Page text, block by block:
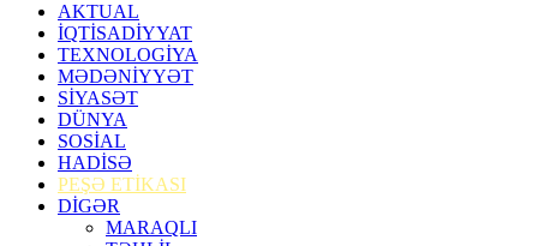
AKTUAL
İQTİSADİYYAT
TEXNOLOGİYA
MƏDƏNİYYƏT
SİYASƏT
DÜNYA
SOSİAL
HADİSƏ
PEŞƏ ETİKASI
DİGƏR
MARAQLI